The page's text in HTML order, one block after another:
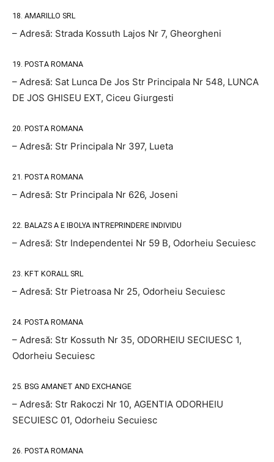
18. AMARILLO SRL
– Adresă: Strada Kossuth Lajos Nr 7, Gheorgheni
19. POSTA ROMANA
– Adresă: Sat Lunca De Jos Str Principala Nr 548, LUNCA
DE JOS GHISEU EXT, Ciceu Giurgesti
20. POSTA ROMANA
– Adresă: Str Principala Nr 397, Lueta
21. POSTA ROMANA
– Adresă: Str Principala Nr 626, Joseni
22. BALAZS A E IBOLYA INTREPRINDERE INDIVIDU
– Adresă: Str Independentei Nr 59 B, Odorheiu Secuiesc
23. KFT KORALL SRL
– Adresă: Str Pietroasa Nr 25, Odorheiu Secuiesc
24. POSTA ROMANA
– Adresă: Str Kossuth Nr 35, ODORHEIU SECIUESC 1,
Odorheiu Secuiesc
25. BSG AMANET AND EXCHANGE
– Adresă: Str Rakoczi Nr 10, AGENTIA ODORHEIU
SECUIESC 01, Odorheiu Secuiesc
26. POSTA ROMANA